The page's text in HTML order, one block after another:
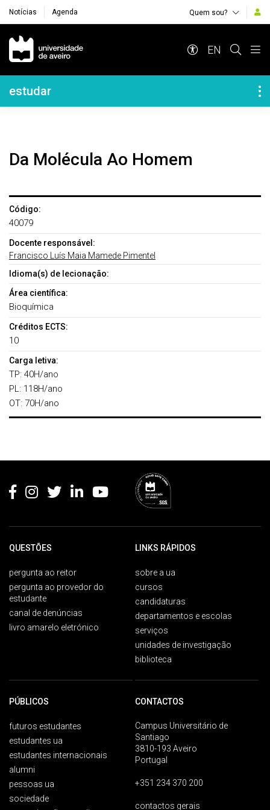
Notícias Agenda Quem sou?
Navegação Principal
EN
Navegação Lateral
estudar
Da Molécula Ao Homem
Código:
40079
Docente responsável:
Francisco Luís Maia Mamede Pimentel
Idioma(s) de lecionação:
Área científica:
Bioquímica
Créditos ECTS:
10
Carga letiva:
TP: 40H/ano
PL: 118H/ano
OT: 70H/ano
QUESTÕES
pergunta ao reitor
pergunta ao provedor do
estudante
canal de denúncias
livro amarelo eletrónico
LINKS RÁPIDOS
sobre a ua
cursos
candidaturas
departamentos e escolas
serviços
unidades de investigação
biblioteca
PÚBLICOS
futuros estudantes
estudantes ua
estudantes internacionais
alumni
pessoas ua
sociedade
CONTACTOS
Campus Universitário de
Santiago
3810-193 Aveiro
Portugal
+351 234 370 200
contactos gerais